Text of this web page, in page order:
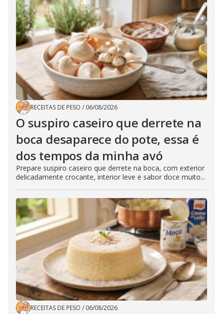
RECEITAS DE PESO / 06/08/2026
O suspiro caseiro que derrete na
boca desaparece do pote, essa é
dos tempos da minha avó
Prepare suspiro caseiro que derrete na boca, com exterior
delicadamente crocante, interior leve e sabor doce muito...
RECEITAS DE PESO / 06/08/2026